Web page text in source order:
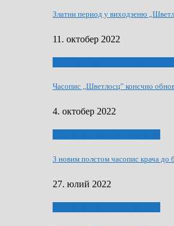
Златни период у виходзеню
11. октобер 2022
Часопис „Шветлосц” конєчно
4. октобер 2022
З новим полєтом часопис крача до
27. юлий 2022